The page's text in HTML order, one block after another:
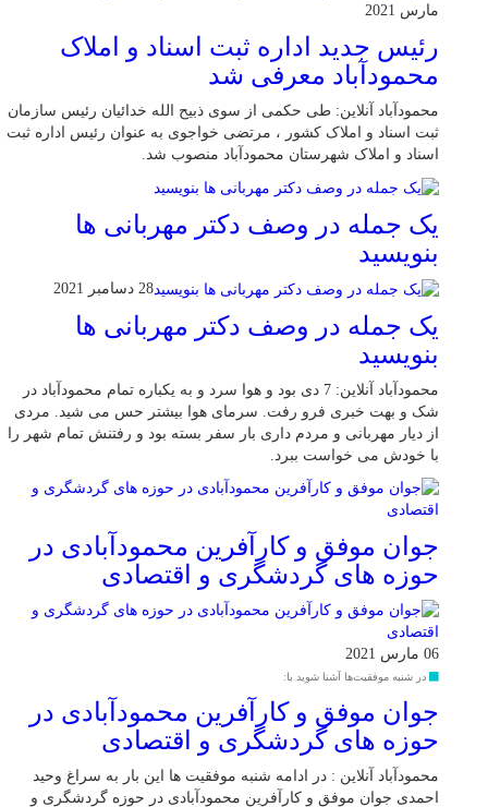
مارس 2021
رئیس جدید اداره ثبت اسناد و املاک
محمودآباد معرفی شد
محمودآباد آنلاین: طی حکمی از سوی ذبیح الله خدائیان رئیس سازمان
ثبت اسناد و املاک کشور ، مرتضی خواجوی به عنوان رئیس اداره ثبت
اسناد و املاک شهرستان محمودآباد منصوب شد.
یک جمله در وصف دکتر مهربانی ها
بنویسید
28 دسامبر 2021
یک جمله در وصف دکتر مهربانی ها
بنویسید
محمودآباد آنلاین: 7 دی بود و هوا سرد و به یکباره تمام محمودآباد در
شک و بهت خبری فرو رفت. سرمای هوا بیشتر حس می شید. مردی
از دیار مهربانی و مردم داری بار سفر بسته بود و رفتنش تمام شهر را
با خودش می خواست ببرد.
جوان موفق و کارآفرین محمودآبادی در
حوزه های گردشگری و اقتصادی
06 مارس 2021
در شنبه موفقیت‌ها آشنا شوید با:
جوان موفق و کارآفرین محمودآبادی در
حوزه های گردشگری و اقتصادی
محمودآباد آنلاین : در ادامه شنبه موفقیت ها این بار به سراغ وحید
احمدی جوان موفق و کارآفرین محمودآبادی در حوزه گردشگری و